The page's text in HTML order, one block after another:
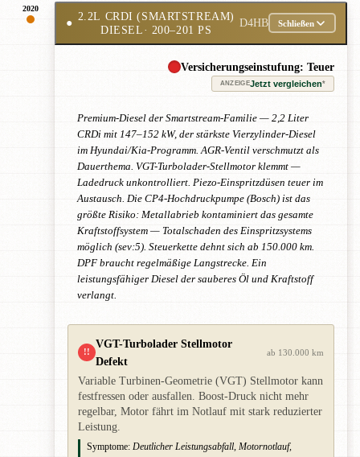
2020
●
2.2L CRDI (SMARTSTREAM)
DIESEL· 200–201 PS
D4HB Schließen
Versicherungseinstufung: Teuer
ANZEIGEJetzt vergleichen*
Premium-Diesel der Smartstream-Familie — 2,2 Liter
CRDi mit 147–152 kW, der stärkste Vierzylinder-Diesel
im Hyundai/Kia-Programm. AGR-Ventil verschmutzt als
Dauerthema. VGT-Turbolader-Stellmotor klemmt —
Ladedruck unkontrolliert. Piezo-Einspritzdüsen teuer im
Austausch. Die CP4-Hochdruckpumpe (Bosch) ist das
größte Risiko: Metallabrieb kontaminiert das gesamte
Kraftstoffsystem — Totalschaden des Einspritzsystems
möglich (sev:5). Steuerkette dehnt sich ab 150.000 km.
DPF braucht regelmäßige Langstrecke. Ein
leistungsfähiger Diesel der sauberes Öl und Kraftstoff
verlangt.
!!
VGT-Turbolader Stellmotor
Defekt
ab 130.000 km
Variable Turbinen-Geometrie (VGT) Stellmotor kann
festfressen oder ausfallen. Boost-Druck nicht mehr
regelbar, Motor fährt im Notlauf mit stark reduzierter
Leistung.
Symptome: Deutlicher Leistungsabfall, Motornotlauf,